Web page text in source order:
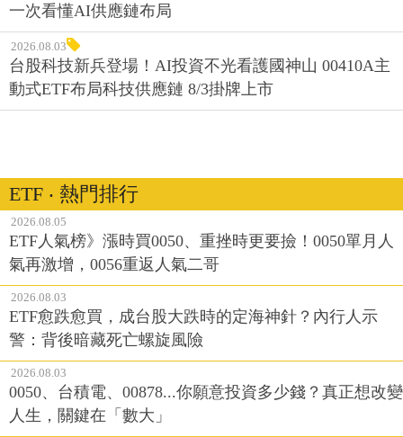
一次看懂AI供應鏈布局
2026.08.03
台股科技新兵登場！AI投資不光看護國神山 00410A主
動式ETF布局科技供應鏈 8/3掛牌上市
ETF ‧ 熱門排行
2026.08.05
ETF人氣榜》漲時買0050、重挫時更要撿！0050單月人
氣再激增，0056重返人氣二哥
2026.08.03
ETF愈跌愈買，成台股大跌時的定海神針？內行人示
警：背後暗藏死亡螺旋風險
2026.08.03
0050、台積電、00878...你願意投資多少錢？真正想改變
人生，關鍵在「數大」